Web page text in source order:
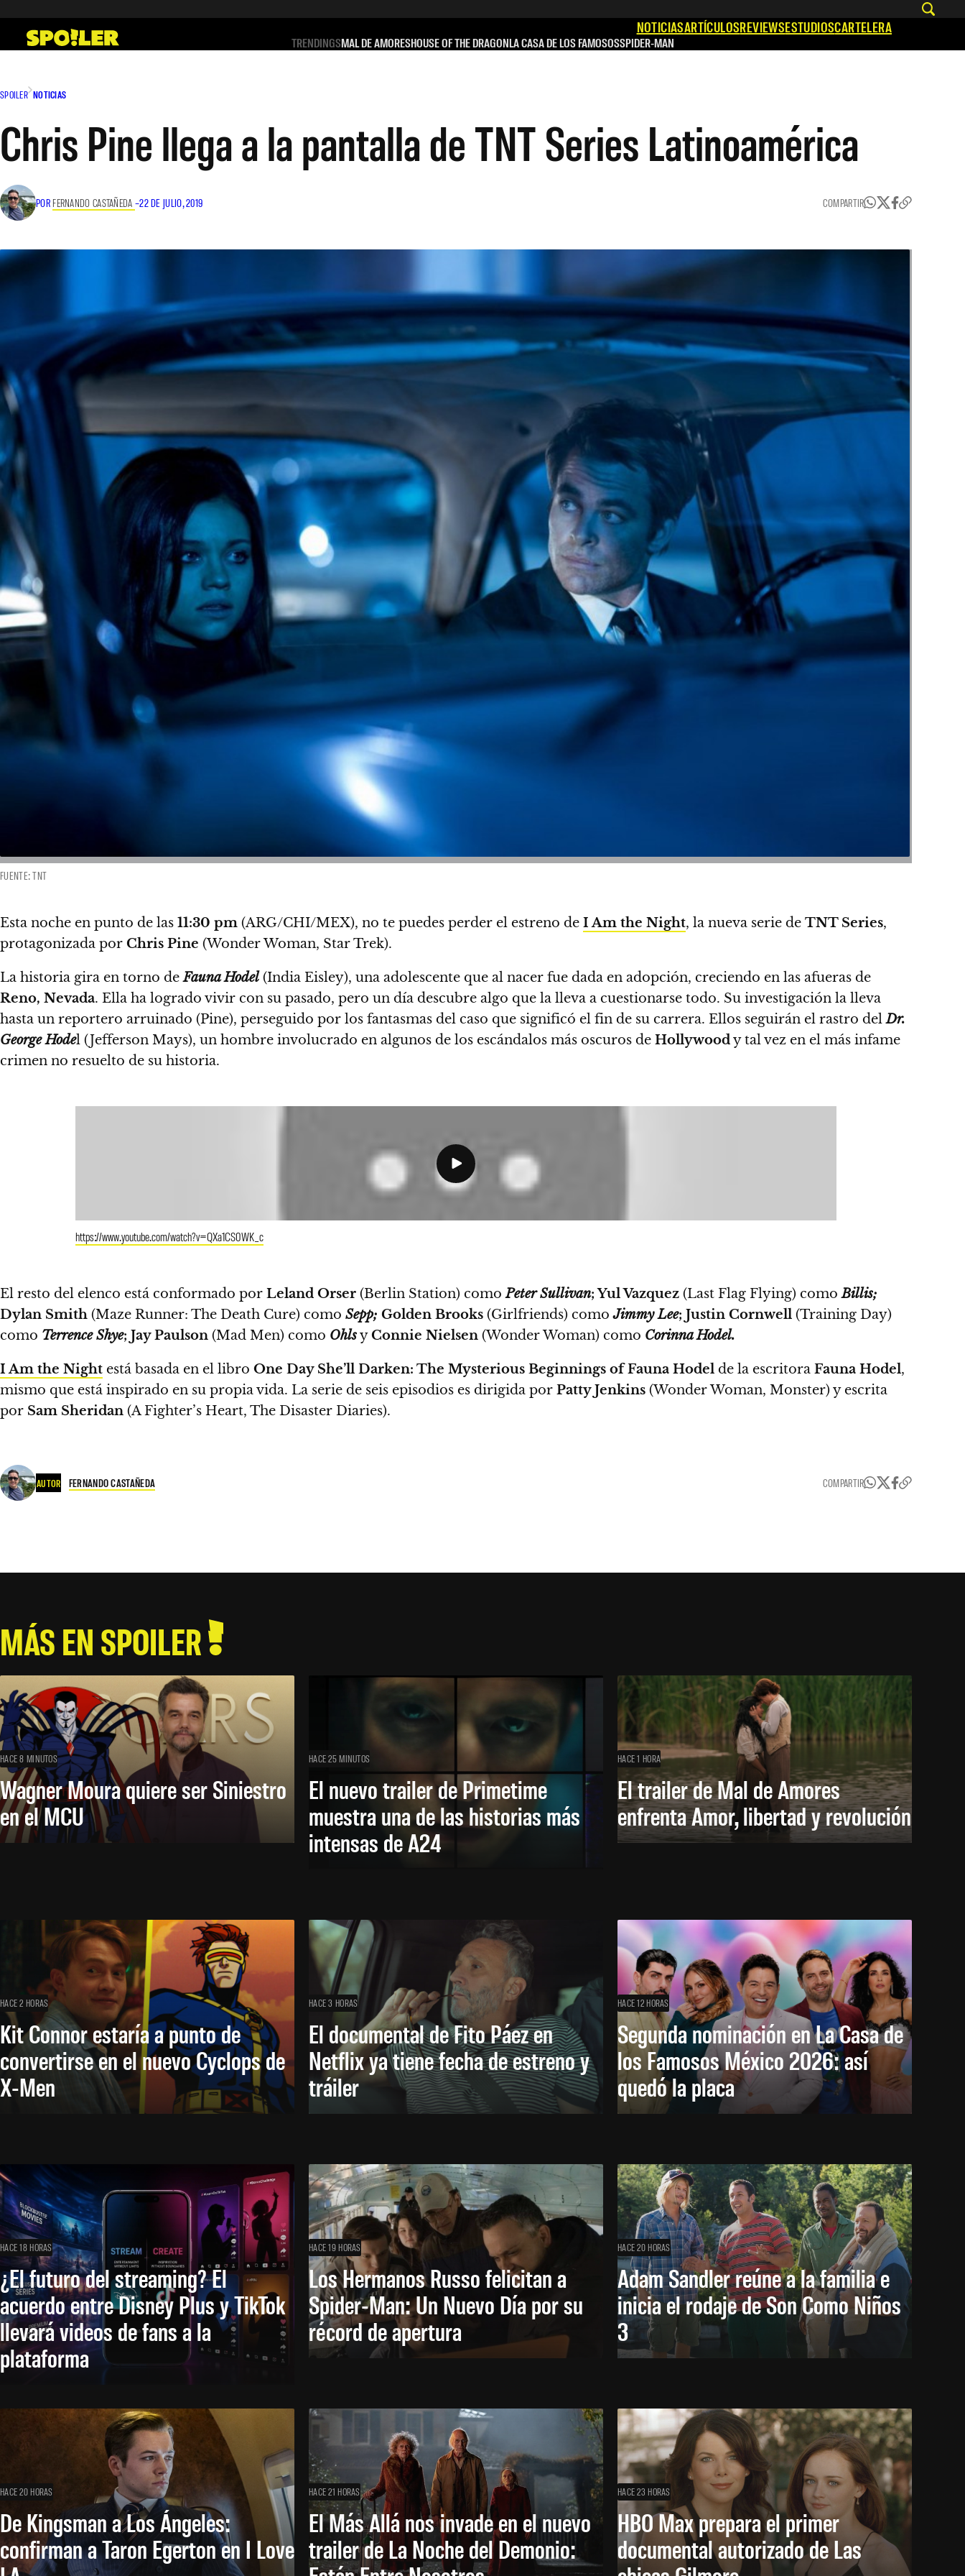
contenido
NOTICIASARTÍCULOSREVIEWSESTUDIOSCARTELERA
TRENDINGSMAL DE AMORESHOUSE OF THE DRAGONLA CASA DE LOS FAMOSOSSPIDER-MAN
SPOILER NOTICIAS
Chris Pine llega a la pantalla de TNT Series Latinoamérica
POR FERNANDO CASTAÑEDA –22 DE JULIO, 2019 COMPARTIR
FUENTE: TNT
Esta noche en punto de las 11:30 pm (ARG/CHI/MEX), no te puedes perder el estreno de I Am the Night, la nueva serie de TNT Series,
protagonizada por Chris Pine (Wonder Woman, Star Trek).
La historia gira en torno deFauna Hodel (India Eisley), una adolescente que al nacer fue dada en adopción, creciendo en las afueras de
Reno, Nevada. Ella ha logrado vivir con su pasado, pero un día descubre algo que la lleva a cuestionarse todo. Su investigación la lleva
hasta un reportero arruinado (Pine), perseguido por los fantasmas del caso que significó el fin de su carrera. Ellos seguirán el rastro delDr.
George Hodel (Jefferson Mays), un hombre involucrado en algunos de los escándalos más oscuros de Hollywoody tal vez en el más infame
crimen no resuelto de su historia.
https://www.youtube.com/watch?v=QXa1CS0WK_c
El resto del elenco está conformado por Leland Orser (Berlin Station) comoPeter Sullivan; Yul Vazquez (Last Flag Flying) comoBillis;
Dylan Smith (Maze Runner: The Death Cure) como Sepp; Golden Brooks (Girlfriends) comoJimmy Lee; Justin Cornwell (Training Day)
como Terrence Shye; Jay Paulson (Mad Men) como OhlsyConnie Nielsen (Wonder Woman) como Corinna Hodel.
I Am the Night está basada en el libro One Day She’ll Darken: The Mysterious Beginnings of Fauna Hodel de la escritora Fauna Hodel,
mismo que está inspirado en su propia vida. La serie de seis episodios es dirigida por Patty Jenkins (Wonder Woman, Monster) y escrita
por Sam Sheridan (A Fighter’s Heart, The Disaster Diaries).
AUTOR FERNANDO CASTAÑEDA COMPARTIR
MÁS EN SPOILER
HACE 8 MINUTOS
Wagner Moura quiere ser Siniestro
en el MCU
HACE 25 MINUTOS
El nuevo trailer de Primetime
muestra una de las historias más
intensas de A24
HACE 1 HORA
El trailer de Mal de Amores
enfrenta Amor, libertad y revolución
HACE 2 HORAS
Kit Connor estaría a punto de
convertirse en el nuevo Cyclops de
X-Men
HACE 3 HORAS
El documental de Fito Páez en
Netflix ya tiene fecha de estreno y
tráiler
HACE 12 HORAS
Segunda nominación en La Casa de
los Famosos México 2026: así
quedó la placa
HACE 18 HORAS
¿El futuro del streaming? El
acuerdo entre Disney Plus y TikTok
llevará videos de fans a la
plataforma
HACE 19 HORAS
Los Hermanos Russo felicitan a
Spider-Man: Un Nuevo Día por su
récord de apertura
HACE 20 HORAS
Adam Sandler reúne a la familia e
inicia el rodaje de Son Como Niños
3
HACE 20 HORAS
De Kingsman a Los Ángeles:
confirman a Taron Egerton en I Love
HACE 21 HORAS
El Más Allá nos invade en el nuevo
trailer de La Noche del Demonio:
HACE 23 HORAS
HBO Max prepara el primer
documental autorizado de Las